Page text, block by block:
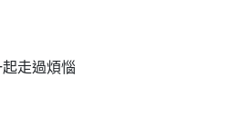
走過煩惱